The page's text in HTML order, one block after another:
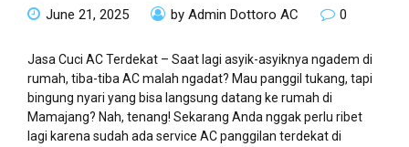
June 21, 2025 by Admin Dottoro AC 0
Jasa Cuci AC Terdekat – Saat lagi asyik-asyiknya ngadem di
rumah, tiba-tiba AC malah ngadat? Mau panggil tukang, tapi
bingung nyari yang bisa langsung datang ke rumah di
Mamajang? Nah, tenang! Sekarang Anda nggak perlu ribet
lagi karena sudah ada service AC panggilan terdekat di